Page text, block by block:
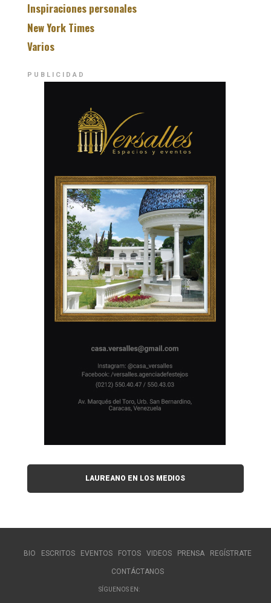
Inspiraciones personales
New York Times
Varios
PUBLICIDAD
LAUREANO EN LOS MEDIOS
BIO ESCRITOS EVENTOS FOTOS VIDEOS PRENSA REGÍSTRATE
CONTÁCTANOS
SÍGUENOS EN: